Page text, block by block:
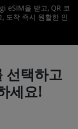
eSIM을 받고, QR 코
도착 즉시 원활한 인
선택하고
세요!